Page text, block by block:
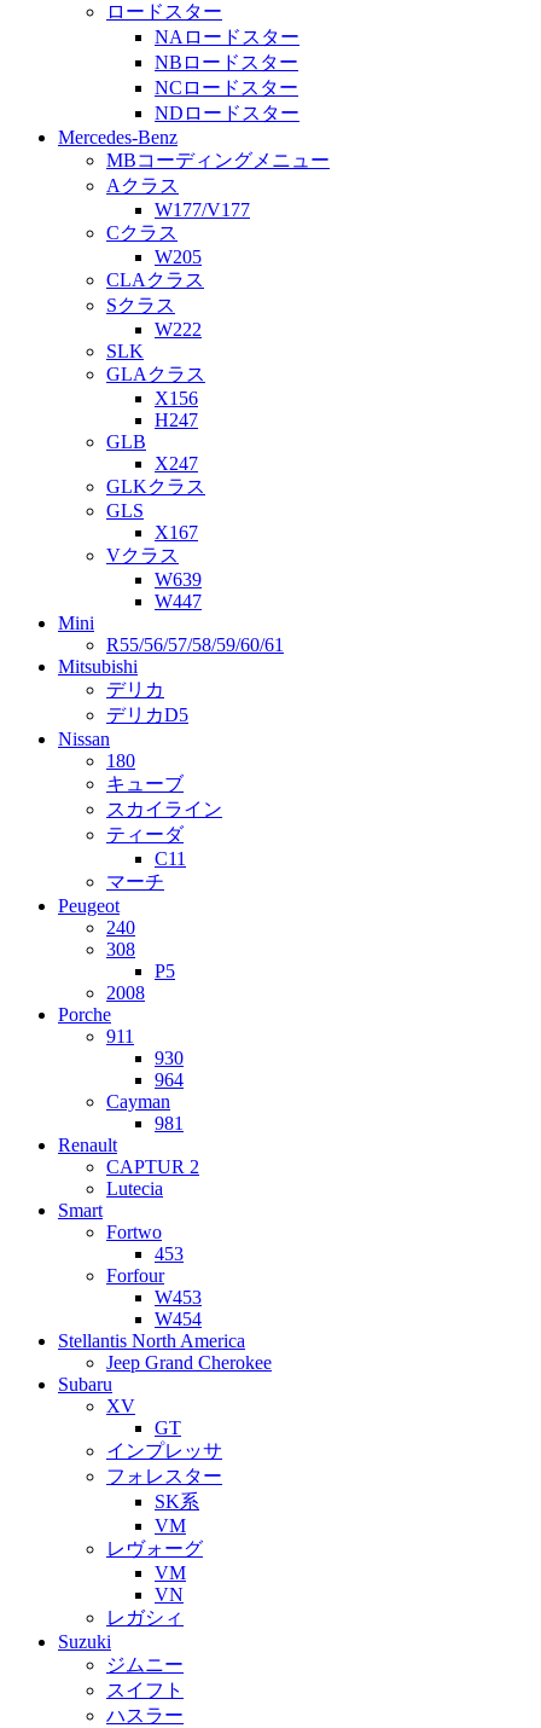
ロードスター
NAロードスター
NBロードスター
NCロードスター
NDロードスター
Mercedes-Benz
MBコーディングメニュー
Aクラス
W177/V177
Cクラス
W205
CLAクラス
Sクラス
W222
SLK
GLAクラス
X156
H247
GLB
X247
GLKクラス
GLS
X167
Vクラス
W639
W447
Mini
R55/56/57/58/59/60/61
Mitsubishi
デリカ
デリカD5
Nissan
180
キューブ
スカイライン
ティーダ
C11
マーチ
Peugeot
240
308
P5
2008
Porche
911
930
964
Cayman
981
Renault
CAPTUR 2
Lutecia
Smart
Fortwo
453
Forfour
W453
W454
Stellantis North America
Jeep Grand Cherokee
Subaru
XV
GT
インプレッサ
フォレスター
SK系
VM
レヴォーグ
VM
VN
レガシィ
Suzuki
ジムニー
スイフト
ハスラー